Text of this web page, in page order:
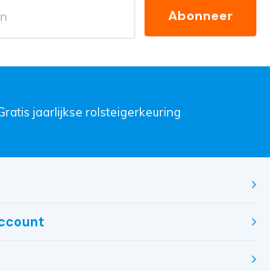
Abonneer
jaarlijkse rolsteigerkeuring